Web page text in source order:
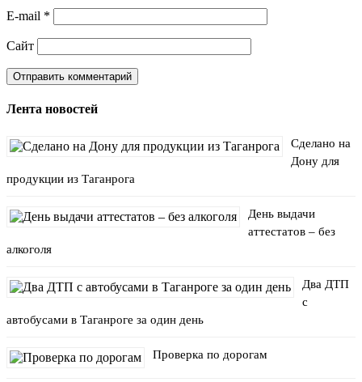
E-mail *
Сайт
Лента новостей
Сделано на
Дону для
продукции из Таганрога
День выдачи
аттестатов – без
алкоголя
Два ДТП
с
автобусами в Таганроге за один день
Проверка по дорогам